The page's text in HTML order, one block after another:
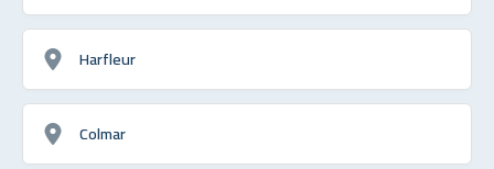
Harfleur
Colmar